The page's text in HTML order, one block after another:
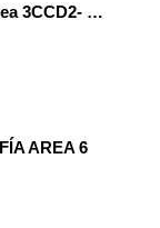
Explicación Infografía Tarea 3CCD2- María Avendaño
AREA 6